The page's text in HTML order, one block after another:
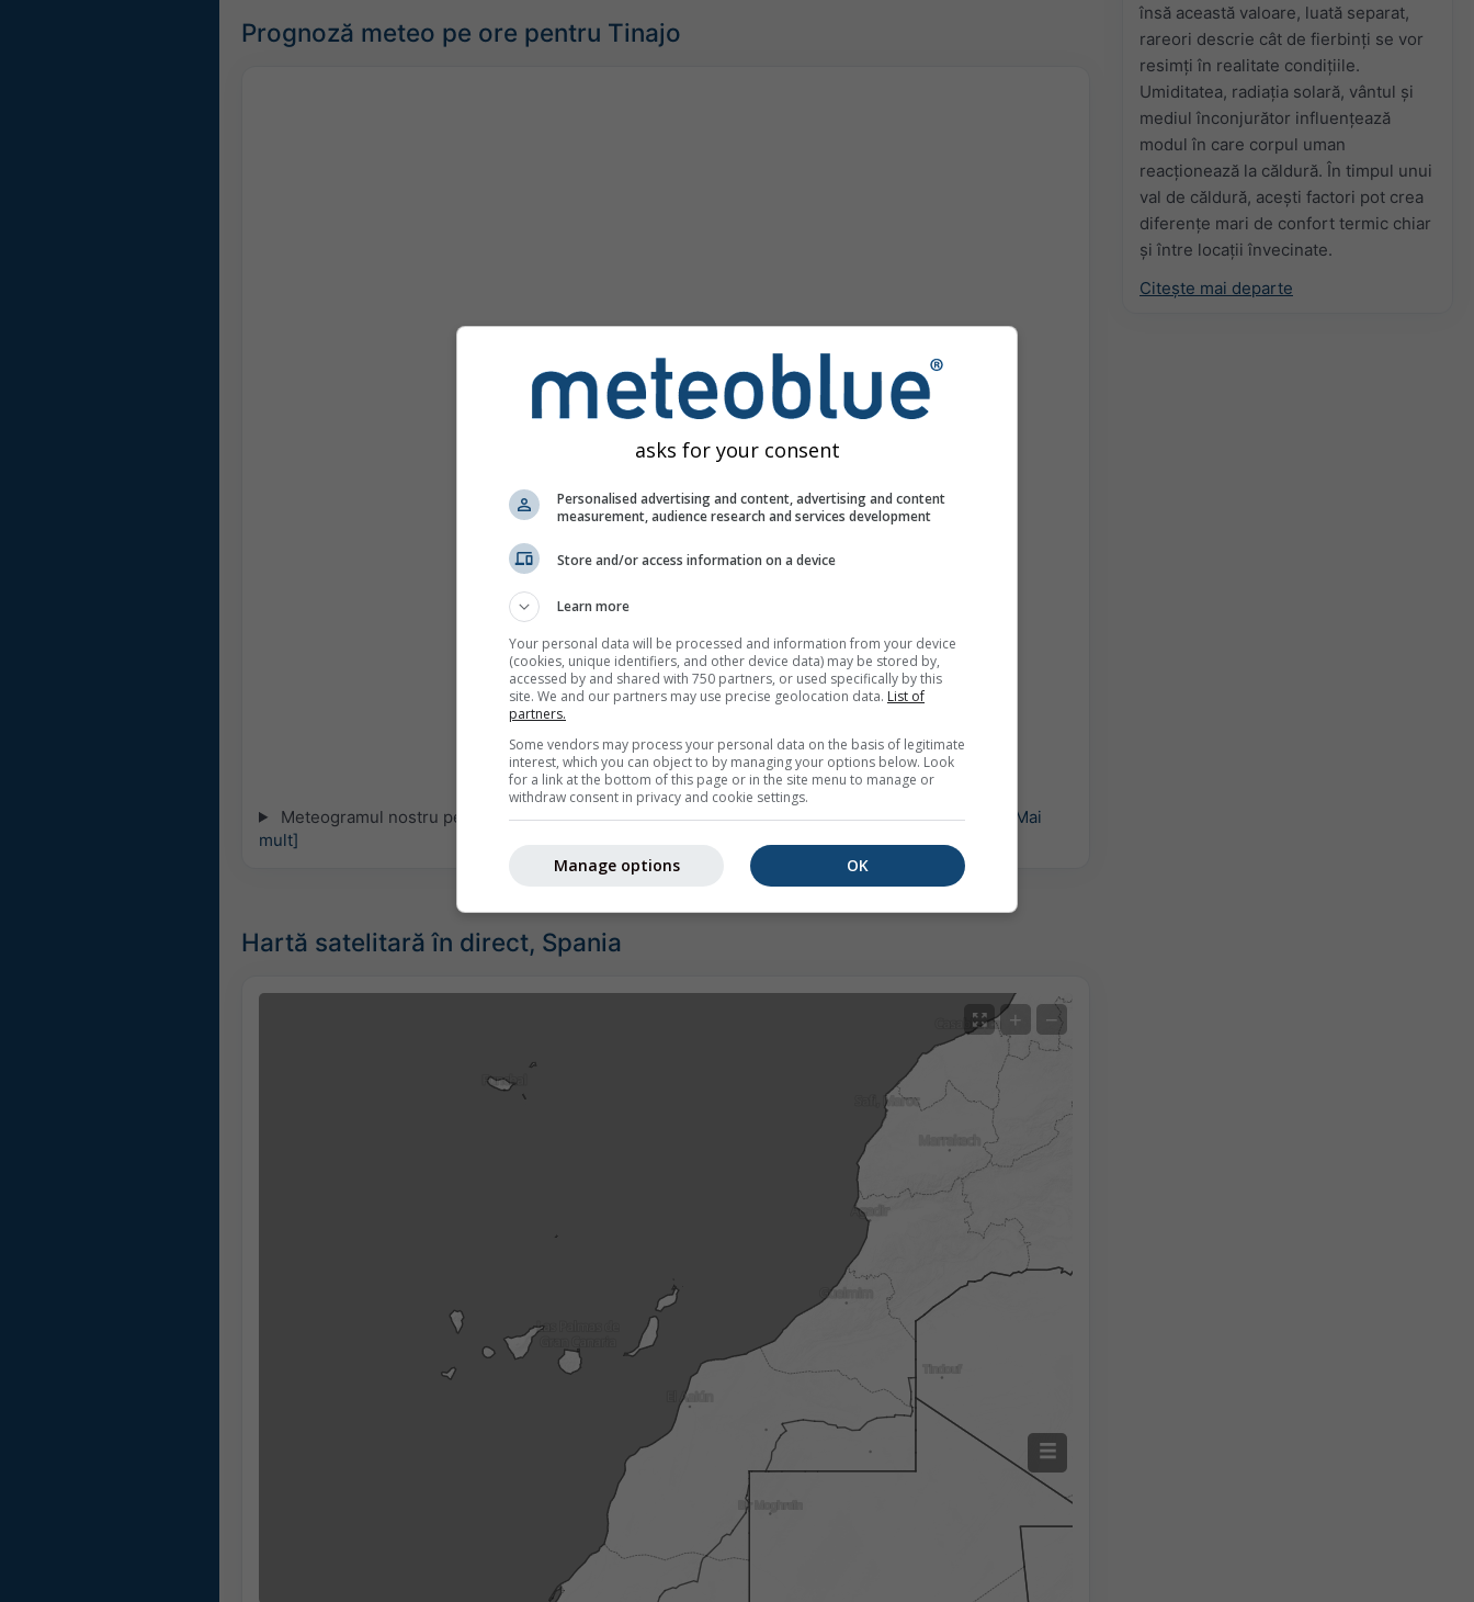
însă această valoare, luată separat,
rareori descrie cât de fierbinți se vor
resimți în realitate condițiile.
Umiditatea, radiația solară, vântul și
mediul înconjurător influențează
modul în care corpul uman
reacționează la căldură. În timpul unui
val de căldură, acești factori pot crea
diferențe mari de confort termic chiar
și între locații învecinate.
Citește mai departe
Prognoză meteo pe ore pentru Tinajo
Meteogramul nostru pe 5 zile pentru Tinajo oferă toate informațiile meteo în 3 grafice simple:
[Mai
mult]
Hartă satelitară în direct, Spania
+ −
asks for your consent
Personalised advertising and content, advertising and content
measurement, audience research and services development
Store and/or access information on a device
Learn more
Your personal data will be processed and information from your device
(cookies, unique identifiers, and other device data) may be stored by,
accessed by and shared with 750 partners, or used specifically by this
site. We and our partners may use precise geolocation data. List of
partners.
Some vendors may process your personal data on the basis of legitimate
interest, which you can object to by managing your options below. Look
for a link at the bottom of this page or in the site menu to manage or
withdraw consent in privacy and cookie settings.
OK
Manage options